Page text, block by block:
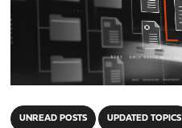
UNREAD POSTS UPDATED TOPICS